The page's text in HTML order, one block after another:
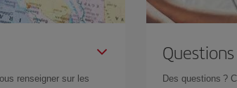
renseigner sur les
Des questions ?